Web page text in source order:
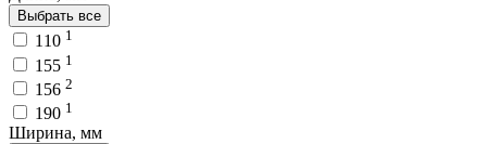
Выбрать все
110 1
155 1
156 2
190 1
Ширина, мм